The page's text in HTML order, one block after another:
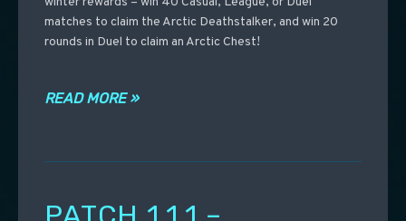
matches to claim the Arctic Deathstalker, and win 20
rounds in Duel to claim an Arctic Chest!
READ MORE »